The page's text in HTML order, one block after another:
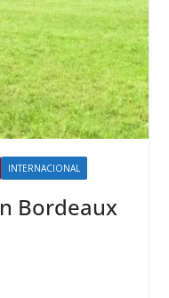
INTERNACIONAL
Bordeaux